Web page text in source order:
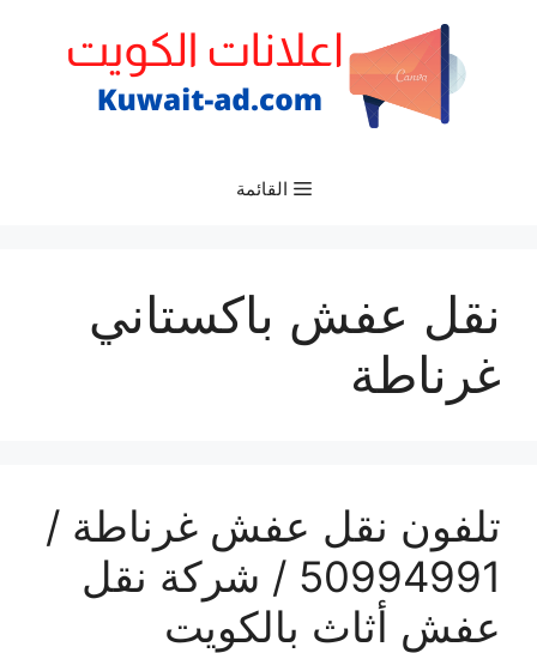
القائمة
نقل عفش باكستاني
غرناطة
تلفون نقل عفش غرناطة /
50994991 / شركة نقل
عفش أثاث بالكويت